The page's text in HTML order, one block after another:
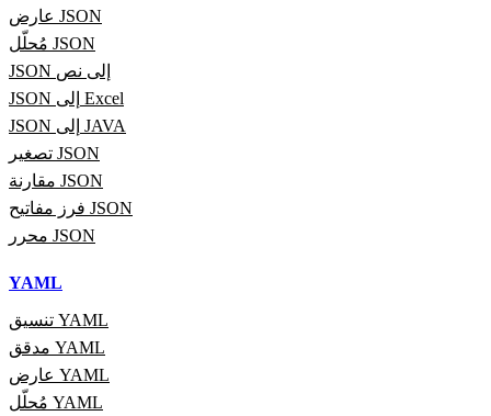
عارض JSON
مُحلّل JSON
JSON إلى نص
JSON إلى Excel
JSON إلى JAVA
تصغير JSON
مقارنة JSON
فرز مفاتيح JSON
محرر JSON
YAML
تنسيق YAML
مدقق YAML
عارض YAML
مُحلّل YAML